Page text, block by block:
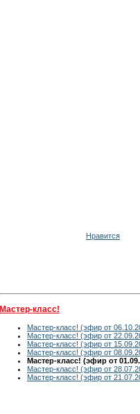
Нравится
Мастер-класс!
Мастер-класс! (эфир от
Мастер-класс! (эфир от
Мастер-класс! (эфир от
Мастер-класс! (эфир от
Мастер-класс! (эфир от
Мастер-класс! (эфир от
Мастер-класс! (эфир от